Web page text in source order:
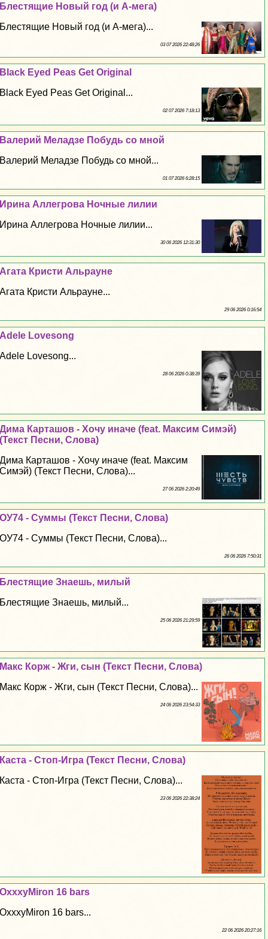
Блестящие Новый год (и А-мега)
Блестящие Новый год (и А-мега)...
03 07 2026 22:48:26
Black Eyed Peas Get Original
Black Eyed Peas Get Original...
02 07 2026 7:18:13
Валерий Меладзе Побудь со мной
Валерий Меладзе Побудь со мной...
01 07 2026 6:28:15
Ирина Аллегрова Ночные лилии
Ирина Аллегрова Ночные лилии...
30 06 2026 12:31:30
Агата Кристи Альрауне
Агата Кристи Альрауне...
29 06 2026 0:16:54
Adele Lovesong
Adele Lovesong...
28 06 2026 0:38:39
Дима Карташов - Хочу иначе (feat. Максим Симэй)
(Текст Песни, Слова)
Дима Карташов - Хочу иначе (feat. Максим
Симэй) (Текст Песни, Слова)...
27 06 2026 2:20:49
ОУ74 - Суммы (Текст Песни, Слова)
ОУ74 - Суммы (Текст Песни, Слова)...
26 06 2026 7:50:31
Блестящие Знаешь, милый
Блестящие Знаешь, милый...
25 06 2026 21:29:59
Макс Корж - Жги, сын (Текст Песни, Слова)
Макс Корж - Жги, сын (Текст Песни, Слова)...
24 06 2026 23:54:33
Каста - Стоп-Игра (Текст Песни, Слова)
Каста - Стоп-Игра (Текст Песни, Слова)...
23 06 2026 22:38:24
OxxxyMiron 16 bars
OxxxyMiron 16 bars...
22 06 2026 20:27:16